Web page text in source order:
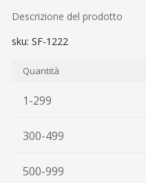
Descrizione del prodotto
sku: SF-1222
Quantità
1-299
300-499
500-999